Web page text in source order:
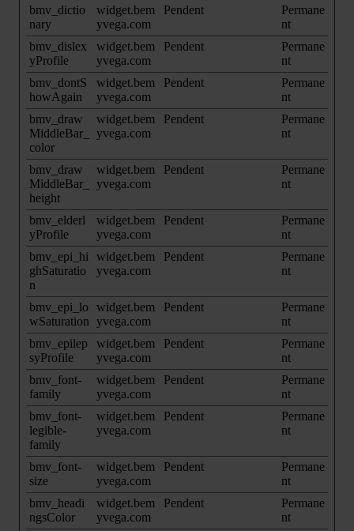
bmv_dictio
nary
widget.bem
yvega.com
Pendent
Permane
nt
bmv_dislex
yProfile
widget.bem
yvega.com
Pendent
Permane
nt
bmv_dontS
howAgain
widget.bem
yvega.com
Pendent
Permane
nt
bmv_draw
MiddleBar_
color
widget.bem
yvega.com
Pendent
Permane
nt
bmv_draw
MiddleBar_
height
widget.bem
yvega.com
Pendent
Permane
nt
bmv_elderl
yProfile
widget.bem
yvega.com
Pendent
Permane
nt
bmv_epi_hi
ghSaturatio
n
widget.bem
yvega.com
Pendent
Permane
nt
bmv_epi_lo
wSaturation
widget.bem
yvega.com
Pendent
Permane
nt
bmv_epilep
syProfile
widget.bem
yvega.com
Pendent
Permane
nt
bmv_font-
family
widget.bem
yvega.com
Pendent
Permane
nt
bmv_font-
legible-
family
widget.bem
yvega.com
Pendent
Permane
nt
bmv_font-
size
widget.bem
yvega.com
Pendent
Permane
nt
bmv_headi
ngsColor
widget.bem
yvega.com
Pendent
Permane
nt